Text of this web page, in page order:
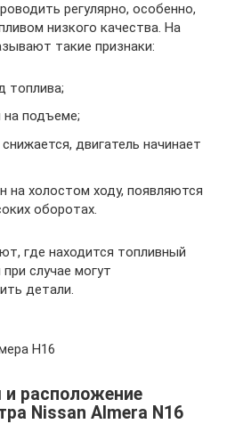
регулярно, особенно,
низкого качества. На
такие признаки:
топлива;
на подъеме;
двигатель начинает
на холостом ходу, появляются
оборотах.
где находится топливный
случае могут
детали.
Н16
и расположение
Nissan Almera N16